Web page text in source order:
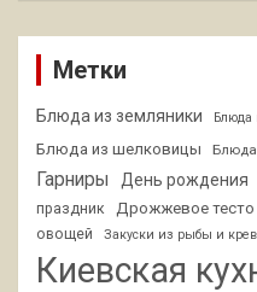
Метки
Блюда из земляники Блюда
Блюда из шелковицы
Гарниры День рождения
праздник
Дрожжевое тесто
овощей
Закуски из рыбы и
Киевская